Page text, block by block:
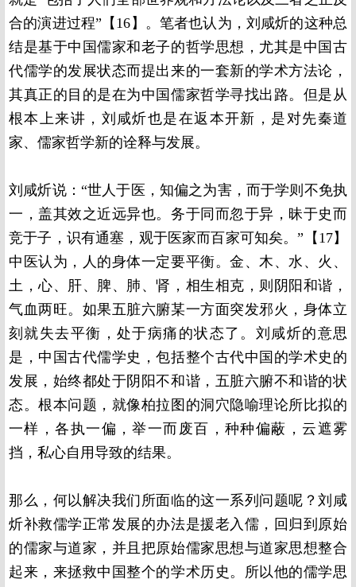
合的演进过程”【16】。笔者也认为，刘咸炘的这种总
结是基于中国儒家和老子的哲学思想，尤其是中国古
代儒学的发展状态而提出来的一套新的学术方法论，
其真正的目的是在为中国儒家哲学寻找出路。但是从
根本上来讲，刘咸炘也是在返本开新，是对先秦道
家、儒家哲学新的诠释与发展。
刘咸炘说：“世人于医，知偏之为害，而于学则不免执
一，盖其效之近远异也。务于同而忽于异，昧于史而
竞于子，识有通塞，观于医家而百家可知矣。”【17】
中医认为，人的身体一定要平衡。金、木、水、火、
土，心、肝、脾、肺、肾，相生相克，则阴阳和谐，
气血两旺。如果五脏六腑某一方面突发邪火，身体立
刻就失去平衡，处于病痛的状态了。刘咸炘的意思
是，中国古代儒学史，包括整个古代中国的学术史的
发展，始终都处于阴阳不和谐，五脏六腑不和谐的状
态。根本问题，就像柏拉图的洞穴隐喻理论所比拟的
一样，各执一偏，举一而废百，种种偏蔽，云遮雾
挡，私心自用导致的结果。
那么，何以解决我们所面临的这一系列问题呢？刘咸
炘补救儒学正常发展的办法是援老入儒，回归到原始
的儒家与道家，并且把原始儒家思想与道家思想整合
起来，来拯救中国整个的学术历史。所以他的儒学思